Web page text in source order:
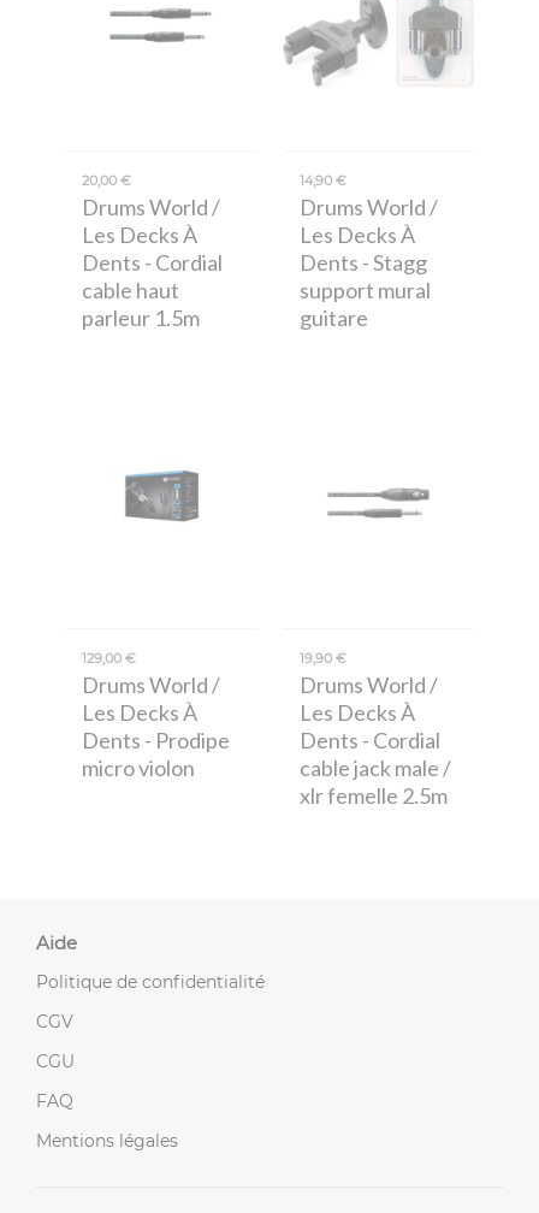
20,00 €
Drums World /
Les Decks À
Dents - Cordial
cable haut
parleur 1.5m
14,90 €
Drums World /
Les Decks À
Dents - Stagg
support mural
guitare
129,00 €
Drums World /
Les Decks À
Dents - Prodipe
micro violon
19,90 €
Drums World /
Les Decks À
Dents - Cordial
cable jack male /
xlr femelle 2.5m
Aide
Politique de confidentialité
CGV
CGU
FAQ
Mentions légales